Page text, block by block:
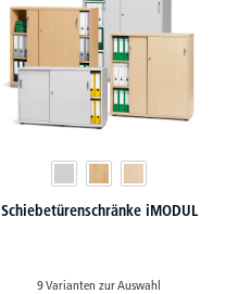
Schiebetürenschränke iMODUL
9 Varianten zur Auswahl